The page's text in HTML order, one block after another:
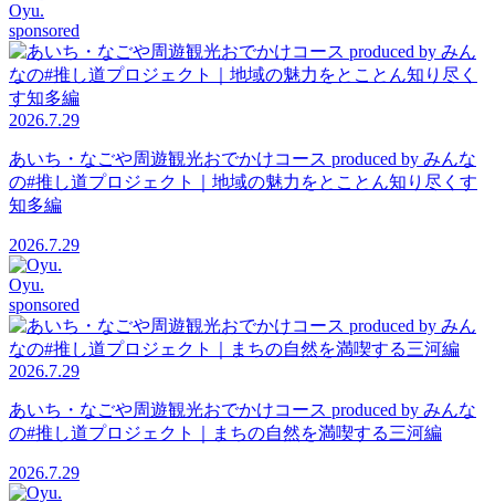
Oyu.
sponsored
2026.7.29
あいち・なごや周遊観光おでかけコース produced by みんな
の#推し道プロジェクト｜地域の魅力をとことん知り尽くす
知多編
2026.7.29
Oyu.
sponsored
2026.7.29
あいち・なごや周遊観光おでかけコース produced by みんな
の#推し道プロジェクト｜まちの自然を満喫する三河編
2026.7.29